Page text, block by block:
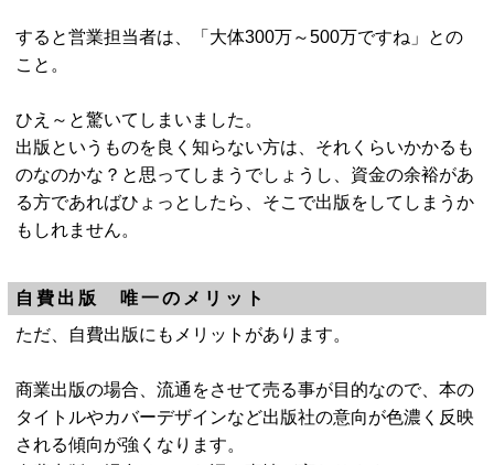
すると営業担当者は、「大体300万～500万ですね」との
こと。
ひえ～と驚いてしまいました。
出版というものを良く知らない方は、それくらいかかるも
のなのかな？と思ってしまうでしょうし、資金の余裕があ
る方であればひょっとしたら、そこで出版をしてしまうか
もしれません。
自費出版 唯一のメリット
ただ、自費出版にもメリットがあります。
商業出版の場合、流通をさせて売る事が目的なので、本の
タイトルやカバーデザインなど出版社の意向が色濃く反映
される傾向が強くなります。